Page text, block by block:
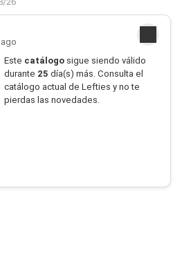
Este catálogosigue siendo válido
durante 25 día(s) más. Consulta el
catálogo actual de Lefties y no te
pierdas las novedades.